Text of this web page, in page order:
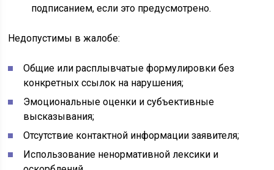
подписанием, если это предусмотрено.
Недопустимы в жалобе:
Общие или расплывчатые формулировки без
конкретных ссылок на нарушения;
Эмоциональные оценки и субъективные
высказывания;
Отсутствие контактной информации заявителя;
Использование ненормативной лексики и